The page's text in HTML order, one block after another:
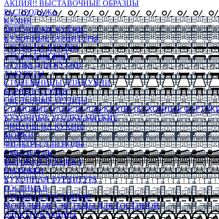
АКЦИЯ!! ВЫСТАВОЧНЫЕ ОБРАЗЦЫ
РАСПРОДАЖА
КУХНЯ
МОДУЛЬНЫЕ КУХНИ
КУХОННЫЕ ГАРНИТУРЫ
СТОЛЫ НА КУХНЮ
СТОЛЫ КНИЖКИ
СТУЛЬЯ ДЛЯ КУХНИ
ТАБУРЕТЫ
СТОЛЕШНИЦЫ ДЛЯ КУХНИ
БАРНЫЕ СТУЛЬЯ
ОБЕДЕННЫЕ ГРУППЫ
СТЕНОВЫЕ ПАНЕЛИ ДЛЯ КУХНИ (КУХОННЫЕ
КУХОННЫЕ УГОЛКИ МЯГКИЕ
ДИВАНЫ НА КУХНЮ
МОЙКИ
ФИЛЬТРЫ ДЛЯ ВОДЫ
СМЕСИТЕЛИ
БЫТОВАЯ ТЕХНИКА
ВЫТЯЖКИ
КУХОННАЯ ФУРНИТУРА
ГОСТИНАЯ
СТЕНКИ В ГОСТИНУЮ
МОДУЛЬНЫЕ СИСТЕМЫ ДЛЯ ГОСТИНОЙ
ЭЛЕКТРОКАМИНЫ